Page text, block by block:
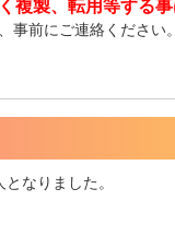
前にご連絡ください。
となりました。